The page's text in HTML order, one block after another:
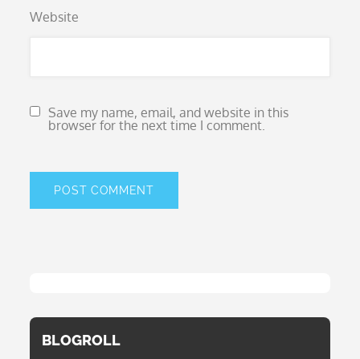
Website
Save my name, email, and website in this
browser for the next time I comment.
BLOGROLL